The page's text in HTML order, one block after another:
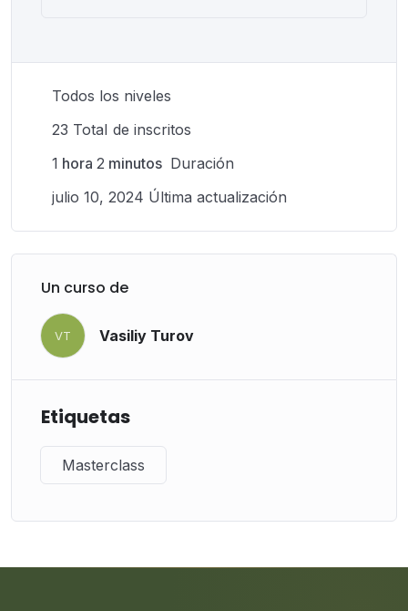
Todos los niveles
23 TotaI de inscritos
1 hora 2 minutos Duración
julio 10, 2024 Última actualización
Un curso de
VT Vasiliy Turov
Etiquetas
Masterclass